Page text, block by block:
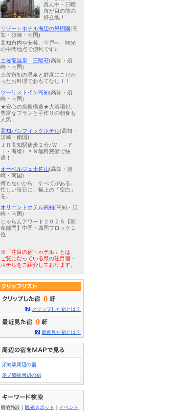
真ん中・日曜
市が目の前の
好立地！
リゾートホテル海辺の果樹園(高
知・須崎・南国)
高知市内や安芸、室戸へ 観光
の中間地点で便利です♪
土佐龍温泉 三陽荘(高知・須
崎・南国)
土佐市初の温泉と鮮度にこだわ
ったお料理でおもてなし！！
ツーリストイン高知(高知・須
崎・南国)
★安心の免振構造★大浴場付、
豊富なプランと手作りの朝食も
人気
高知パシフィックホテル(高知・
須崎・南国)
ＪＲ高知駅徒歩２分♪Ｗｉ－Ｆ
ｉ・有線ＬＡＮ無料完備で快
適！！
オーベルジュ土佐山(高知・須
崎・南国)
何もないから、すべてがある。
忙しい毎日に、極上の「空白」
を。
オリエントホテル高知(高知・須
崎・南国)
じゃらんアワード２０２５【朝
食部門】中国・四国ブロック１
位
※「注目の宿・ホテル」とは、
ご覧になっている県の注目宿・
ホテルをご紹介しております。
0
クリップした宿とは？
0
最近見た宿とは？
須崎駅周辺の宿
多ノ郷駅周辺の宿
宿泊施設 ｜ 観光スポット ｜ イベント